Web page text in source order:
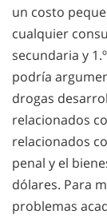
un costo
cualquier
secundaria y
podría
drogas
relacionados
relacionados
penal y el
dólares. Para
problemas